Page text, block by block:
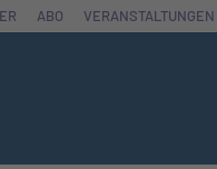
ABO VERANSTALTUNGEN